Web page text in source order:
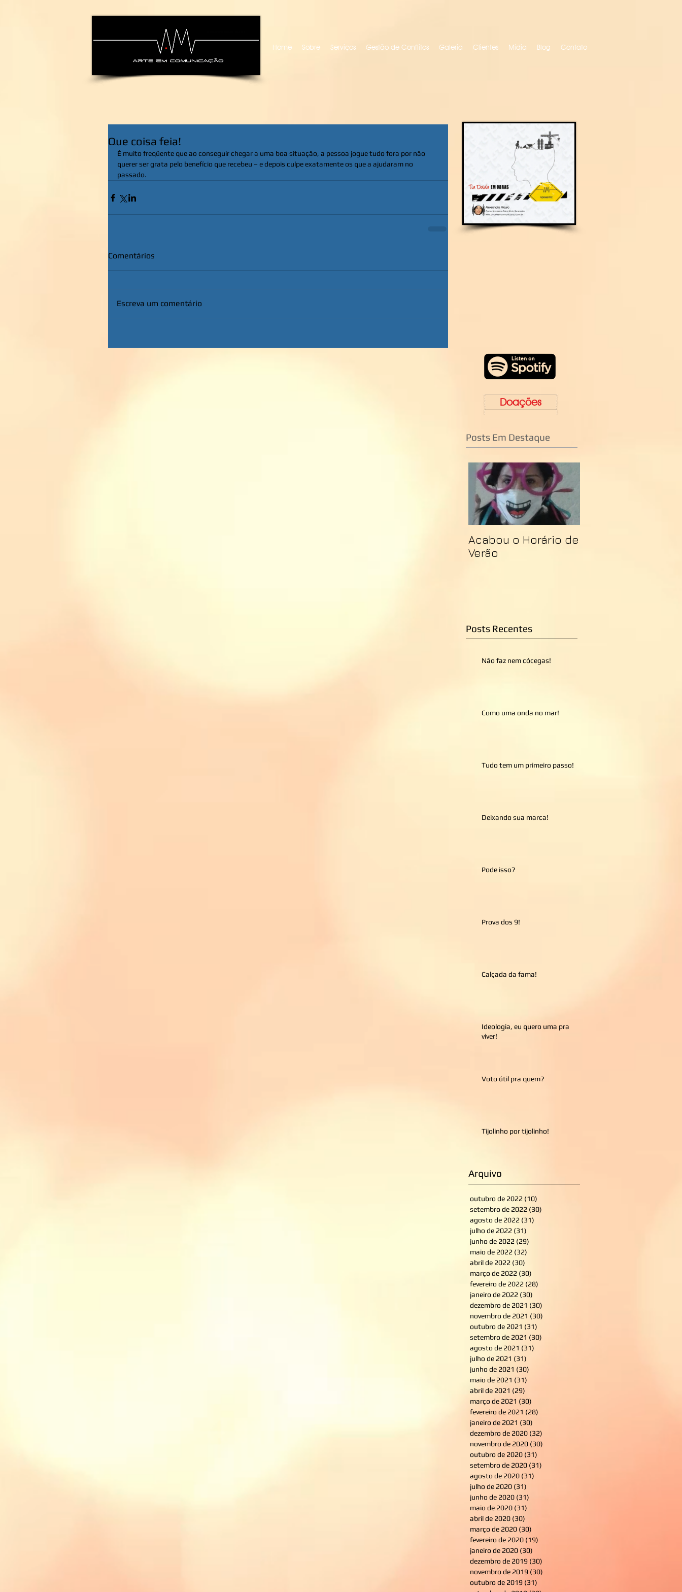
Home Sobre Serviços Gestão de Conflitos Galeria Clientes Mídia Blog Contato
Que coisa feia!
É muito freqüente que ao conseguir chegar a uma boa situação, a pessoa jogue tudo fora por não
querer ser grata pelo benefício que recebeu – e depois culpe exatamente os que a ajudaram no
passado.
Comentários
Escreva um comentário
Doações
Posts Em Destaque
Acabou o Horário de
Verão
Posts Recentes
Não faz nem cócegas!
Como uma onda no mar!
Tudo tem um primeiro passo!
Deixando sua marca!
Pode isso?
Prova dos 9!
Calçada da fama!
Ideologia, eu quero uma pra
viver!
Voto útil pra quem?
Tijolinho por tijolinho!
Arquivo
outubro de 2022 (10)
setembro de 2022 (30)
agosto de 2022 (31)
julho de 2022 (31)
junho de 2022 (29)
maio de 2022 (32)
abril de 2022 (30)
março de 2022 (30)
fevereiro de 2022 (28)
janeiro de 2022 (30)
dezembro de 2021 (30)
novembro de 2021 (30)
outubro de 2021 (31)
setembro de 2021 (30)
agosto de 2021 (31)
julho de 2021 (31)
junho de 2021 (30)
maio de 2021 (31)
abril de 2021 (29)
março de 2021 (30)
fevereiro de 2021 (28)
janeiro de 2021 (30)
dezembro de 2020 (32)
novembro de 2020 (30)
outubro de 2020 (31)
setembro de 2020 (31)
agosto de 2020 (31)
julho de 2020 (31)
junho de 2020 (31)
maio de 2020 (31)
abril de 2020 (30)
março de 2020 (30)
fevereiro de 2020 (19)
janeiro de 2020 (30)
dezembro de 2019 (30)
novembro de 2019 (30)
outubro de 2019 (31)